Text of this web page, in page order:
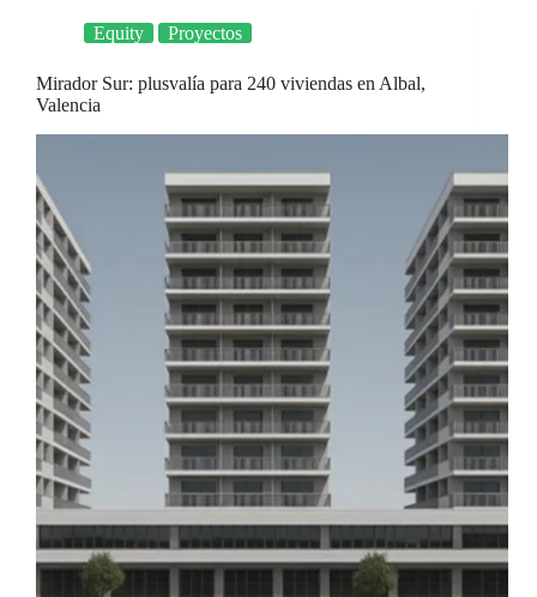
Equity Proyectos
Mirador Sur: plusvalía para 240 viviendas en Albal,
Valencia